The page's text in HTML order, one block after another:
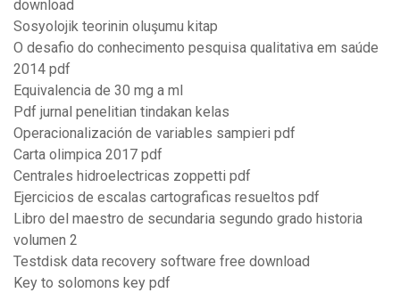
download
Sosyolojik teorinin oluşumu kitap
O desafio do conhecimento pesquisa qualitativa em saúde
2014 pdf
Equivalencia de 30 mg a ml
Pdf jurnal penelitian tindakan kelas
Operacionalización de variables sampieri pdf
Carta olimpica 2017 pdf
Centrales hidroelectricas zoppetti pdf
Ejercicios de escalas cartograficas resueltos pdf
Libro del maestro de secundaria segundo grado historia
volumen 2
Testdisk data recovery software free download
Key to solomons key pdf